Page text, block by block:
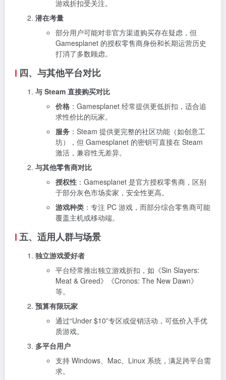
游戏折扣受关注。
潜在考量
部分用户可能对非官方渠道购买存在疑虑，但
Gamesplanet 的授权零售商身份和长期运营历史
打消了多数顾虑。
四、与其他平台对比
与 Steam 直接购买对比
价格 ：Gamesplanet 经常提供更低折扣，适合追
求性价比的玩家。
服务 ：Steam 提供更完整的社区功能（如创意工
坊），但 Gamesplanet 的密钥可直接在 Steam
激活，兼容性无差异。
与其他零售商对比
授权性 ：Gamesplanet 是官方授权零售商，区别
于部分灰色市场卖家，安全性更高。
游戏种类 ：专注 PC 游戏，而部分综合零售商可能
覆盖主机或移动端。
五、适用人群与场景
独立游戏爱好者
平台经常推出独立游戏折扣，如《Sin Slayers:
Meat & Greed》《Cronos: The New Dawn》
等。
预算有限玩家
通过“Under $10”专区或促销活动，可低价入手优
质游戏。
多平台用户
支持 Windows、Mac、Linux 系统，满足跨平台需
求。